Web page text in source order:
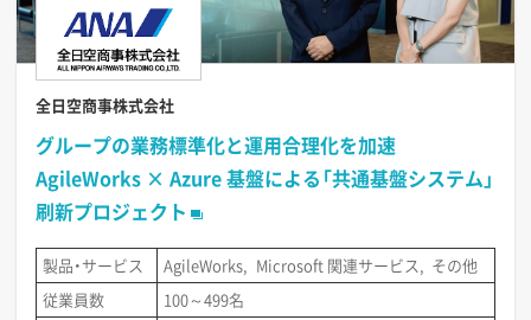
全日空商事株式会社
グループの業務標準化と運用合理化を加速
AgileWorks × Azure 基盤による「共通基盤システム」
刷新プロジェクト
製品・サービス AgileWorks Microsoft 関連サービス
その他
従業員数
100～499名